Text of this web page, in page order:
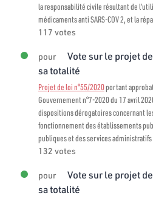
la responsabilité civile résultant de
médicaments anti SARS-COV 2, et la
117 votes
pour
Vote sur le projet
sa totalité
Projet de loi n°55/2020portant
Gouvernement n°7-2020 du 17 avril
dispositions dérogatoires concernant
fonctionnement des établissements
publiques et des services administratifs
132 votes
pour
Vote sur le projet
sa totalité